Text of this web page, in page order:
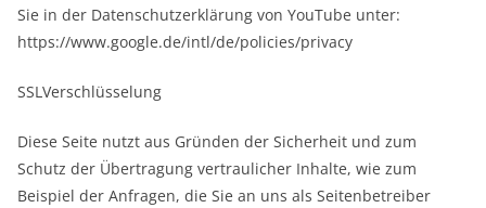
Sie in der Datenschutzerklärung von YouTube unter:
https://www.google.de/intl/de/policies/privacy
SSLVerschlüsselung
Diese Seite nutzt aus Gründen der Sicherheit und zum
Schutz der Übertragung vertraulicher Inhalte, wie zum
Beispiel der Anfragen, die Sie an uns als Seitenbetreiber